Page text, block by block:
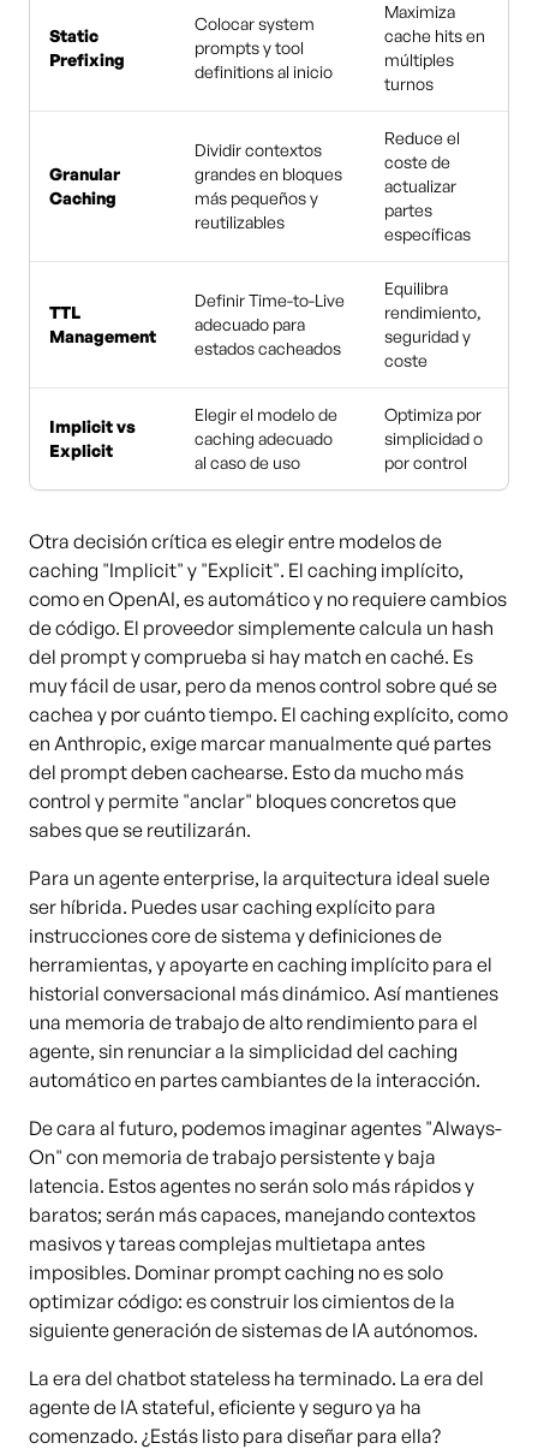
Static
Prefixing
Colocar system
prompts y tool
definitions al inicio
Maximiza
cache hits en
múltiples
turnos
Granular
Caching
Dividir contextos
grandes en bloques
más pequeños y
reutilizables
Reduce el
coste de
actualizar
partes
específicas
TTL
Management
Definir Time-to-Live
adecuado para
estados cacheados
Equilibra
rendimiento,
seguridad y
coste
Implicit vs
Explicit
Elegir el modelo de
caching adecuado
al caso de uso
Optimiza por
simplicidad o
por control
Otra decisión crítica es elegir entre modelos de
caching "Implicit" y "Explicit". El caching implícito,
como en OpenAI, es automático y no requiere cambios
de código. El proveedor simplemente calcula un hash
del prompt y comprueba si hay match en caché. Es
muy fácil de usar, pero da menos control sobre qué se
cachea y por cuánto tiempo. El caching explícito, como
en Anthropic, exige marcar manualmente qué partes
del prompt deben cachearse. Esto da mucho más
control y permite "anclar" bloques concretos que
sabes que se reutilizarán.
Para un agente enterprise, la arquitectura ideal suele
ser híbrida. Puedes usar caching explícito para
instrucciones core de sistema y definiciones de
herramientas, y apoyarte en caching implícito para el
historial conversacional más dinámico. Así mantienes
una memoria de trabajo de alto rendimiento para el
agente, sin renunciar a la simplicidad del caching
automático en partes cambiantes de la interacción.
De cara al futuro, podemos imaginar agentes "Always-
On" con memoria de trabajo persistente y baja
latencia. Estos agentes no serán solo más rápidos y
baratos; serán más capaces, manejando contextos
masivos y tareas complejas multietapa antes
imposibles. Dominar prompt caching no es solo
optimizar código: es construir los cimientos de la
siguiente generación de sistemas de IA autónomos.
La era del chatbot stateless ha terminado. La era del
agente de IA stateful, eficiente y seguro ya ha
comenzado. ¿Estás listo para diseñar para ella?